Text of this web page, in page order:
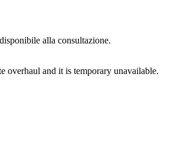
alla consultazione.
overhaul and it is temporary unavailable.